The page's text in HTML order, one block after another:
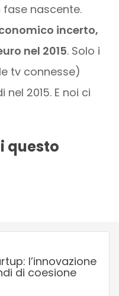
fase nascente.
incerto,
nel 2015. Solo i
tv connesse)
2015. E noi ci
questo
l’innovazione
di coesione